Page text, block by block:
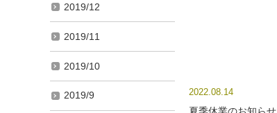
2022.08.14
2019/12
2019/11
2019/10
2019/9